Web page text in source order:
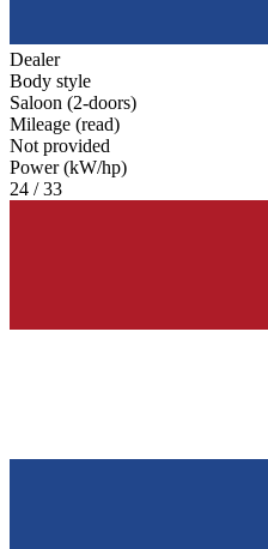
Dealer
Body style
Saloon (2-doors)
Mileage (read)
Not provided
Power (kW/hp)
24 / 33